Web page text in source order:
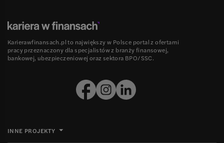
Karierawfinansach.pl to największy w Polsce portal z ofertami
pracy przeznaczony dla specjalistów z branży finansowej,
bankowej, ubezpieczeniowej oraz sektora BPO/SSC.
INNE PROJEKTY